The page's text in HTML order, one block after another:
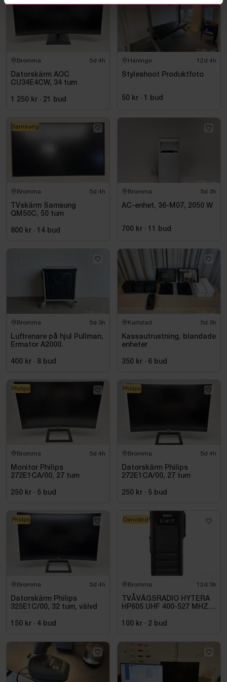
Bromma 5d 4h
Datorskärm AOC
CU34E4CW, 34 tum
1 250 kr · 21 bud
Haninge 12d 4h
Styleshoot Produktfoto
50 kr · 1 bud
Bromma 5d 4h
TVskärm Samsung
QM50C, 50 tum
800 kr · 14 bud
Samsung
Bromma 5d 3h
AC-enhet, 36-M07, 2050 W
700 kr · 11 bud
Bromma 5d 3h
Luftrenare på hjul Pullman,
Ermator A2000.
400 kr · 8 bud
Karlstad 5d 3h
Kassautrustning, blandade
enheter
350 kr · 6 bud
Bromma 5d 4h
Monitor Philips
272E1CA/00, 27 tum
250 kr · 5 bud
Philips
Bromma 5d 4h
Datorskärm Philips
272E1CA/00, 27 tum
250 kr · 5 bud
Philips
Bromma 5d 4h
Datorskärm Philips
325E1C/00, 32 tum, välvd
150 kr · 4 bud
Philips
Bromma 12d 3h
TVÅVÄGSRADIO HYTERA
HP605 UHF 400-527 MHZ
100 kr · 2 bud
Oanvänd